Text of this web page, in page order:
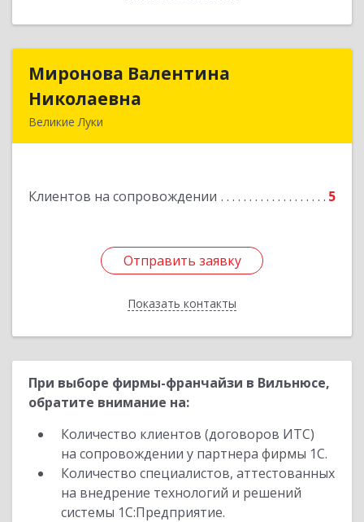
Миронова Валентина
Николаевна
Великие Луки
Клиентов на сопровождении 5
Отправить заявку
Показать контакты
Миронова Валентина
Отправить заявку
Назад
При выборе фирмы-франчайзи в Вильнюсе,
обратите внимание на:
Количество клиентов (договоров ИТС)
на сопровождении у партнера фирмы 1С.
Количество специалистов, аттестованных
на внедрение технологий и решений
системы 1С:Предприятие.